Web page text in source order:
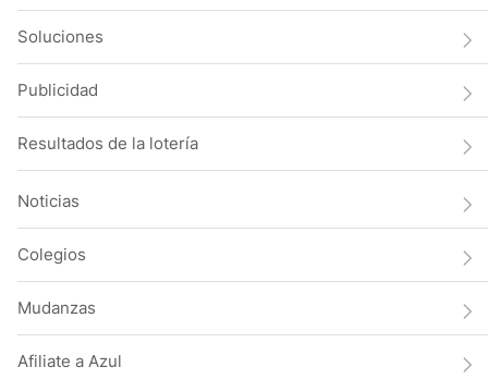
Soluciones
Publicidad
Resultados de la lotería
Noticias
Colegios
Mudanzas
Afiliate a Azul